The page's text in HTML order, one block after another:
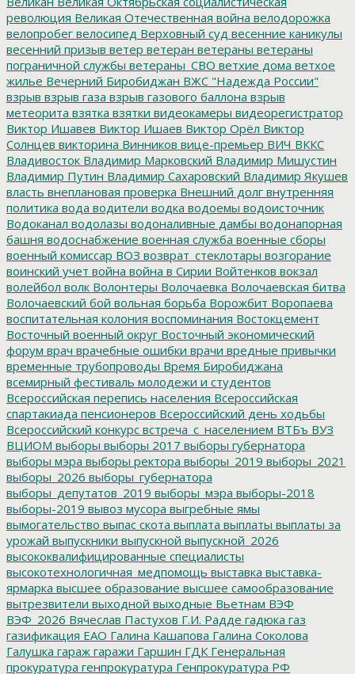
революция Великая Отечественная война велодорожка
велопробег велосипед Верховный суд весенние каникулы
весенний призыв ветер ветеран ветераны ветераны
пограничной службы ветераны_СВО ветхие дома ветхое
жилье Вечерний Биробиджан ВЖС "Надежда России"
взрыв взрыв газа взрыв газового баллона взрыв
метеорита взятка взятки видеокамеры видеорегистратор
Виктор Ишавев Виктор Ишаев Виктор Орёл Виктор
Солнцев викторина Винников вице-премьер ВИЧ ВККС
Владивосток Владимир Марковский Владимир Мишустин
Владимир Путин Владимир Сахаровский Владимир Якушев
власть внеплановая проверка Внешний долг внутренняя
политика вода водители водка водоемы водоисточник
Водоканал водолазы водоналивные дамбы водонапорная
башня водоснабжение военная служба военные сборы
военный комиссар ВОЗ возврат_стеклотары возгорание
воинский учет война война в Сирии Войтенков вокзал
волейбол волк Волонтеры Волочаевка Волочаевская битва
Волочаевский бой вольная борьба Ворожбит Воропаева
воспитательная колония воспоминания Востокцемент
Восточный военный округ Восточный экономический
форум врач врачебные ошибки врачи вредные привычки
временные трубопроводы Время Биробиджана
всемирный фестиваль молодежи и студентов
Всероссийская перепись населения Всероссийская
спартакиада пенсионеров Всероссийский день ходьбы
Всероссийский конкурс встреча_с_населением ВТБъ ВУЗ
ВЦИОМ выборы выборы 2017 выборы губернатора
выборы мэра выборы ректора выборы_2019 выборы_2021
выборы_2026 выборы_губернатора
выборы_депутатов_2019 выборы_мэра выборы-2018
выборы-2019 вывоз мусора выгребные ямы
вымогательство выпас скота выплата выплаты выплаты за
урожай выпускники выпускной выпускной_2026
высококвалифицированные специалисты
высокотехнологичная_медпомощь выставка выставка-
ярмарка высшее образование высшее самообразование
вытрезвители выходной выходные Вьетнам ВЭФ
ВЭФ_2026 Вячеслав Пастухов Г.И. Радде гадюка газ
газификация ЕАО Галина Кашапова Галина Соколова
Галушка гараж гаражи Гаршин ГДК Генеральная
прокуратура генпрокуратура Генпрокуратура РФ